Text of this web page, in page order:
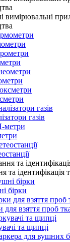
вимірювальні
газів
та ідентифікація
бірки
для взяття проб
та щипці